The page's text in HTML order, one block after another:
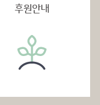
후원안내